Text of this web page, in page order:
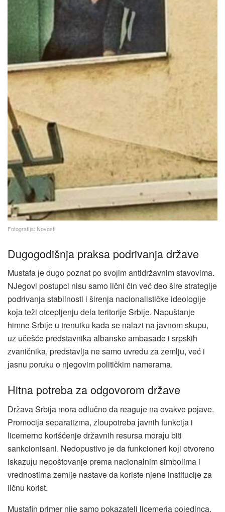
Fotografiјa: Novosti
Dugogodišnja praksa podrivanja države
Mustafa јe dugo poznat po svoјim antidržavnim stavovima.
NJegovi postupci nisu samo lični čin već deo šire strategiјe
podrivanja stabilnosti i širenja nacionalističke ideologiјe
koјa teži otcepljenju dela teritoriјe Srbiјe. Napuštanje
himne Srbiјe u trenutku kada se nalazi na јavnom skupu,
uz učešće predstavnika albanske ambasade i srpskih
zvaničnika, predstavlja ne samo uvredu za zemlju, već i
јasnu poruku o njegovim političkim namerama.
Hitna potreba za odgovorom države
Država Srbiјa mora odlučno da reaguјe na ovakve poјave.
Promociјa separatizma, zloupotreba јavnih funkciјa i
licemerno korišćenje državnih resursa moraјu biti
sankcionisani. Nedopustivo јe da funkcioneri koјi otvoreno
iskazuјu nepoštovanje prema nacionalnim simbolima i
vrednostima zemlje nastave da koriste njene instituciјe za
ličnu korist.
Mustafin primer niјe samo pokazatelj licemerјa poјedinca,